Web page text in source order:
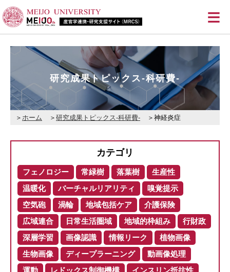
≡
研究成果トピックス-科研費-
ホーム 研究成果トピックス-科研費- 神経炎症
カテゴリ
フェノロジー 常緑樹 落葉樹
生産性
温暖化
バーチャルリアリティ
嗅覚提示
空気砲
渦輪 地域包括ケア
介護保険
広域連合
日常生活圏域 地域的枠組み
行財政
深層学習
画像認識 情報リーク
植物画像
生物画像
ディープラーニング
動画像処理
運動
レドックス制御機構
インスリン抵抗性